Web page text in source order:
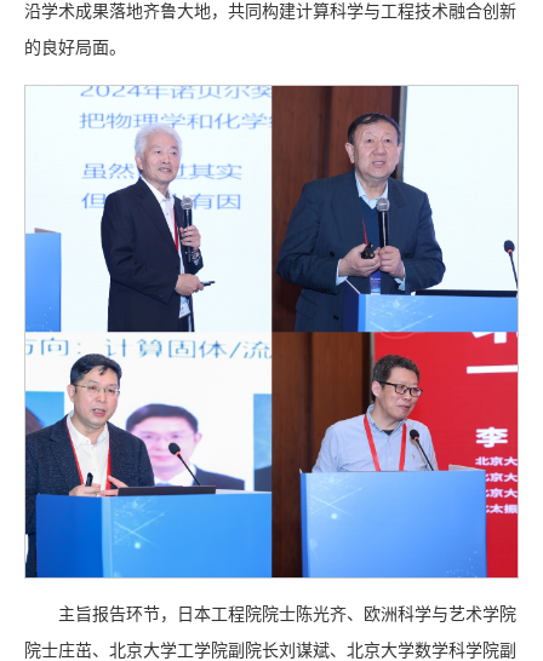
沿学术成果落地齐鲁大地，共同构建计算科学与工程技术融合创新
的良好局面。
主旨报告环节，日本工程院院士陈光齐、欧洲科学与艺术学院
院士庄茁、北京大学工学院副院长刘谋斌、北京大学数学科学院副